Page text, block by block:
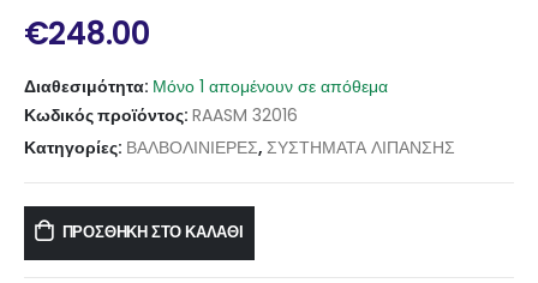
€248.00
Διαθεσιμότητα: Μόνο 1 απομένουν σε απόθεμα
Κωδικός προϊόντος: RAASM 32016
Κατηγορίες: ΒΑΛΒΟΛΙΝΙΕΡΕΣ, ΣΥΣΤΗΜΑΤΑ ΛΙΠΑΝΣΗΣ
ΠΡΟΣΘΉΚΗ ΣΤΟ ΚΑΛΆΘΙ